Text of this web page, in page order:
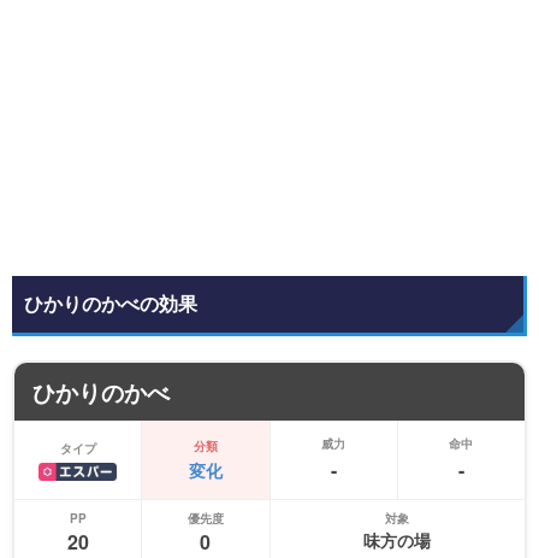
ひかりのかべの効果
ひかりのかべ
タイプ 分類
変化
威力
-
命中
-
PP
20
優先度
0
対象
味方の場